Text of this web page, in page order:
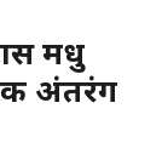
मधु
अंतरंग